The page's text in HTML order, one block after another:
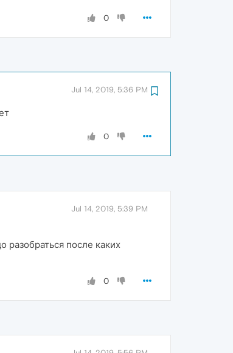
0
Jul 14, 2019, 5:36 PM
0
Jul 14, 2019, 5:39 PM
разобраться после каких
0